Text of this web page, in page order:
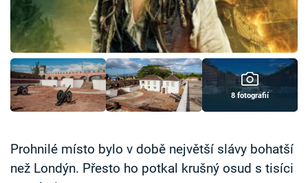
Sledujte prima+
Přihlášení
8 fotografií
Prohnilé místo bylo v době největší slávy bohatší
než Londýn. Přesto ho potkal krušný osud s tisíci